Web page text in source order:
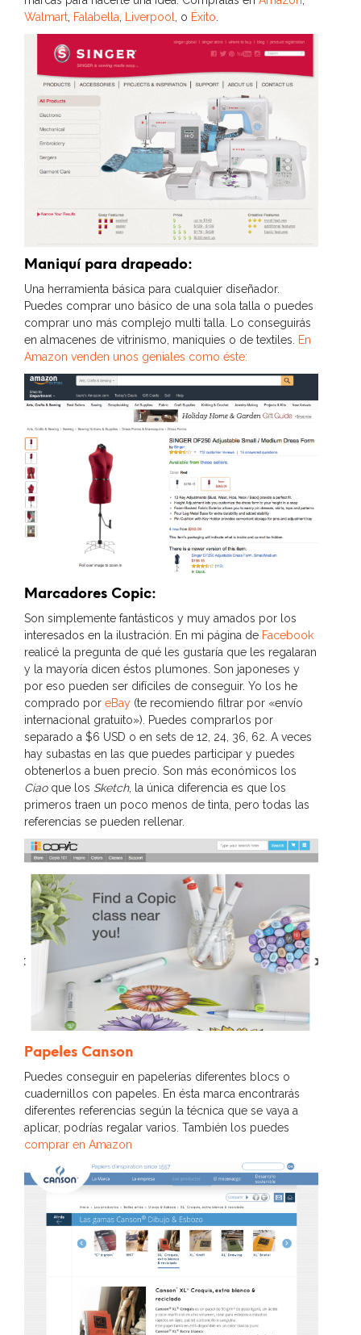
Walmart, Falabella, Liverpool, o Éxito.
Maniquí para drapeado:
Una herramienta básica para cualquier diseñador.
Puedes comprar uno básico de una sola talla o puedes
comprar uno más complejo multi talla. Lo conseguirás
en almacenes de vitrinismo, maniquies o de textiles. En
Amazon venden unos geniales como éste:
Marcadores Copic:
Son simplemente fantásticos y muy amados por los
interesados en la ilustración. En mi página de Facebook
realicé la pregunta de qué les gustaría que les regalaran
y la mayoría dicen éstos plumones. Son japoneses y
por eso pueden ser difíciles de conseguir. Yo los he
comprado por eBay (te recomiendo filtrar por «envío
internacional gratuito»). Puedes comprarlos por
separado a $6 USD o en sets de 12, 24, 36, 62. A veces
hay subastas en las que puedes participar y puedes
obtenerlos a buen precio. Son más económicos los
Ciaoque los Sketch, la única diferencia es que los
primeros traen un poco menos de tinta, pero todas las
referencias se pueden rellenar.
Papeles Canson
Puedes conseguir en papelerías diferentes blocs o
cuadernillos con papeles. En ésta marca encontrarás
diferentes referencias según la técnica que se vaya a
aplicar, podrías regalar varios. También los puedes
comprar en Amazon